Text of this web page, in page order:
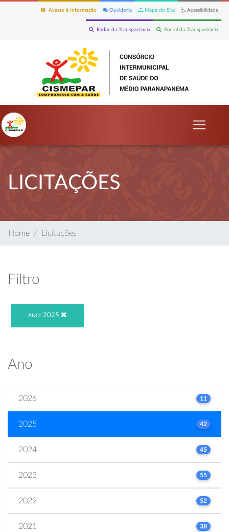
Acessibilidade
Mapa do Site
Ouvidoria
Acesso à Informação
Portal da Transparência
Radar da Transparência
LICITAÇÕES
Home Licitações
Filtro
ANO: 2025
Ano
2026 11
2025 42
2024 45
2023 55
2022 52
2021 38